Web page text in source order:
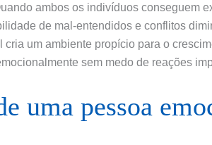
ambos os indivíduos conseguem
de mal-entendidos e conflitos
um ambiente propício para o
sem medo de reações
uma pessoa